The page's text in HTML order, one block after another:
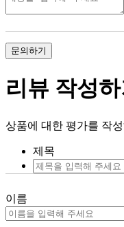
문의하기
리뷰 작성
상품에 대한 평가를 작
제목
이름